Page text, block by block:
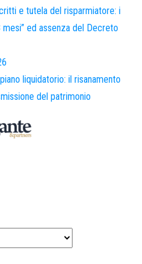
e tutela del risparmiatore: i
ed assenza del Decreto
liquidatorio: il risanamento
del patrimonio